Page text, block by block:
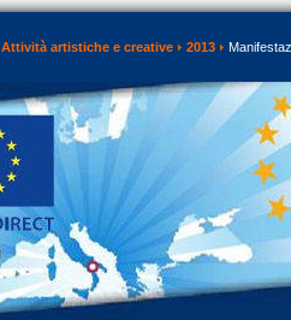
Attività artistiche e creative 2013